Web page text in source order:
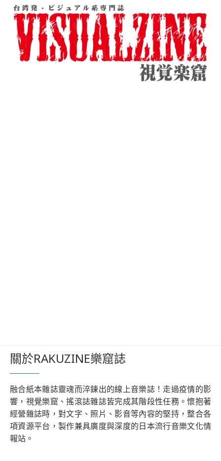
關於RAKUZINE樂窟誌
融合紙本雜誌靈魂而淬鍊出的線上音樂誌！走過疫情的影
響，視覺樂窟、搖滾誌雜誌皆完成其階段性任務。懷抱著
經營雜誌時，對文字、照片、影音等內容的堅持，整合各
項資源平台，製作兼具廣度與深度的日本流行音樂文化情
報站。